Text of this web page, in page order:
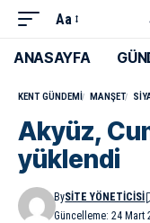
Aa
ANASAYFA
KENT GÜNDEMI MANŞET
Akyüz,
yüklendi
Güncelleme: 24 Mart
BySITE YÖNETICISI